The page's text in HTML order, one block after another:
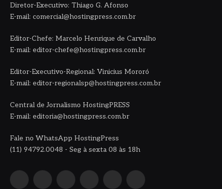
Diretor-Executivo: Thiago G. Afonso
E-mail: comercial@hostingpress.com.br
Editor-Chefe: Marcelo Henrique de Carvalho
E-mail: editor-chefe@hostingpress.com.br
Editor-Executivo-Regional: Vinicius Mororó
E-mail: editor-regionalsp@hostingpress.com.br
Central de Jornalismo HostingPRESS
E-mail: editoria@hostingpress.com.br
Fale no WhatsApp HostingPress
(11) 94792.0048 - Seg à sexta 08 às 18h
FacebookInstagramYouTube LinkedIn WhatsAppTikTok